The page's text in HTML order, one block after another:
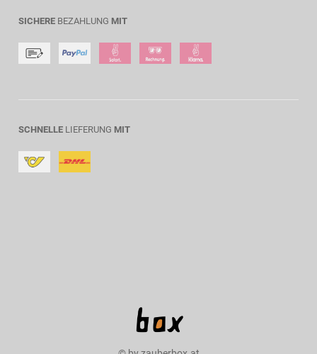
SICHERE BEZAHLUNG MIT
SCHNELLE LIEFERUNG MIT